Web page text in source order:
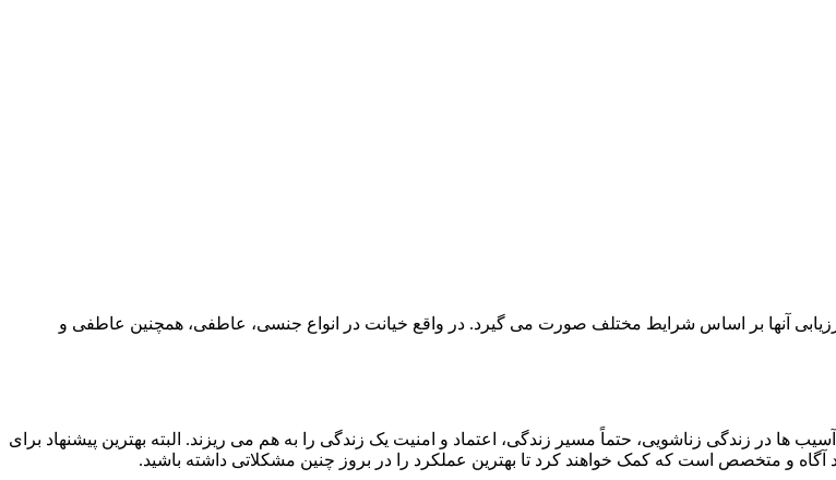
آنها بر اساس شرایط مختلف صورت می گیرد. در واقع خیانت در انواع جنسی، عاطفی، همچنین عاطفی و
در زندگی زناشویی، حتماً مسیر زندگی، اعتماد و امنیت یک زندگی را به هم می ریزند. البته بهترین پیشنهاد برای
و متخصص است که کمک خواهند کرد تا بهترین عملکرد را در بروز چنین مشکلاتی داشته باشید.